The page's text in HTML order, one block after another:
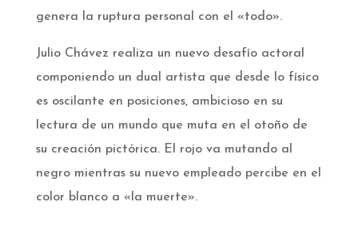
genera la ruptura personal con el «todo».
Julio Chávez realiza un nuevo desafío actoral
componiendo un dual artista que desde lo físico
es oscilante en posiciones, ambicioso en su
lectura de un mundo que muta en el otoño de
su creación pictórica. El rojo va mutando al
negro mientras su nuevo empleado percibe en el
color blanco a «la muerte».